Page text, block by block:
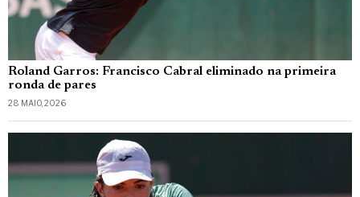
Roland Garros: Francisco Cabral eliminado na primeira
ronda de pares
28 MAIO, 2026